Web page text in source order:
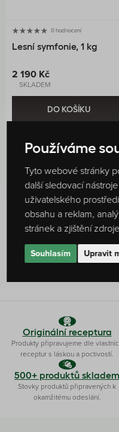
0 hodnocení
Lesní symfonie, 1 kg
2 190 Kč
SKLADEM
DO KOŠÍKU
100
Originální receptura
Produkty připravujeme dle
receptur s láskou a poctivostí.
500+ produktů skladem
Stovky produktů připravených k
okamžitému odeslání.
Používáme
Tyto webové stránky
další sledovací
uživatelského
obsahu a reklam,
stránek a zjištění
Souhlasím Upravit